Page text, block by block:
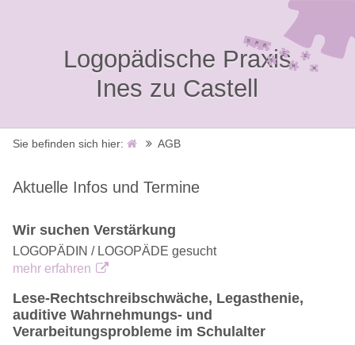
Logopädische Praxis
Ines zu Castell
Sie befinden sich hier: AGB
Aktuelle Infos und Termine
Wir suchen Verstärkung
LOGOPÄDIN / LOGOPÄDE gesucht
mehr erfahren
Lese-Rechtschreibschwäche, Legasthenie,
auditive Wahrnehmungs- und
Verarbeitungsprobleme im Schulalter